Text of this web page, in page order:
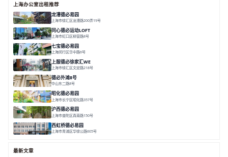
上海办公室出租推荐
龙漕德必易园
上海市徐汇区龙漕路200弄19号
同心德必运动LOFT
上海市虹口区柳营路8号
七宝德必易园
上海闵行区华中路6号
上服德必徐家汇WE
上海市徐汇区文定路218号
德必外滩8号
中山东二路8号
昭化德必易园
上海市长宁区昭化路357号
沪西德必易园
上海市普陀区真南路150号
西虹桥德必易园
上海市青浦区华徐公路605号
最新文章